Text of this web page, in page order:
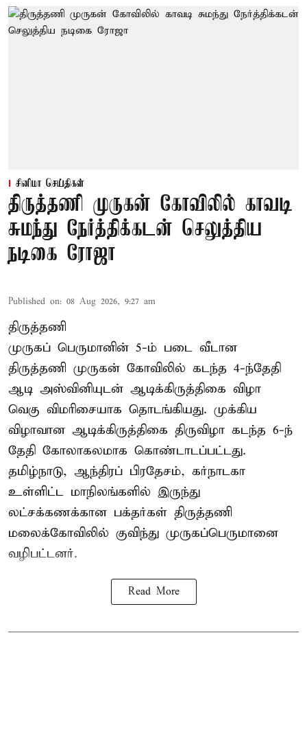
சினிமா செய்திகள்
திருத்தணி முருகன் கோவிலில் காவடி
சுமந்து நேர்த்திக்கடன் செலுத்திய
நடிகை ரோஜா
Published on: 08 Aug 2026, 9:27 am
திருத்தணி
முருகப் பெருமானின் 5-ம் படை வீடான
திருத்தணி முருகன் கோவிலில் கடந்த 4-ந்தேதி
ஆடி அஸ்வினியுடன் ஆடிக்கிருத்திகை விழா
வெகு விமரிசையாக தொடங்கியது. முக்கிய
விழாவான ஆடிக்கிருத்திகை திருவிழா கடந்த 6-ந்
தேதி கோலாகலமாக கொண்டாடப்பட்டது.
தமிழ்நாடு, ஆந்திரப் பிரதேசம், கர்நாடகா
உள்ளிட்ட மாநிலங்களில் இருந்து
லட்சக்கணக்கான பக்தர்கள் திருத்தணி
மலைக்கோவிலில் குவிந்து முருகப்பெருமானை
வழிபட்டனர்.
Read More